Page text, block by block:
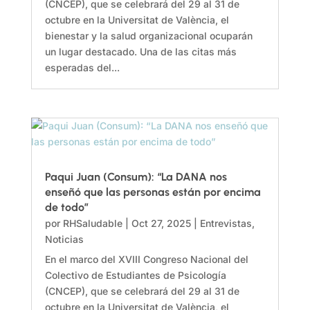
(CNCEP), que se celebrará del 29 al 31 de
octubre en la Universitat de València, el
bienestar y la salud organizacional ocuparán
un lugar destacado. Una de las citas más
esperadas del...
Paqui Juan (Consum): “La DANA nos
enseñó que las personas están por encima
de todo”
por RHSaludable| Oct 27, 2025| Entrevistas,
Noticias
En el marco del XVIII Congreso Nacional del
Colectivo de Estudiantes de Psicología
(CNCEP), que se celebrará del 29 al 31 de
octubre en la Universitat de València, el